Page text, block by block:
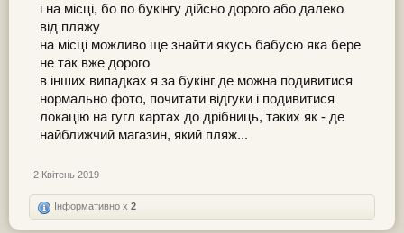
і на місці, бо по букінгу дійсно дорого або далеко
від пляжу
на місці можливо ще знайти якусь бабусю яка бере
не так вже дорого
в інших випадках я за букінг де можна подивитися
нормально фото, почитати відгуки і подивитися
локацію на гугл картах до дрібниць, таких як - де
найближчий магазин, який пляж...
2 Квітень 2019
Інформативно x 2